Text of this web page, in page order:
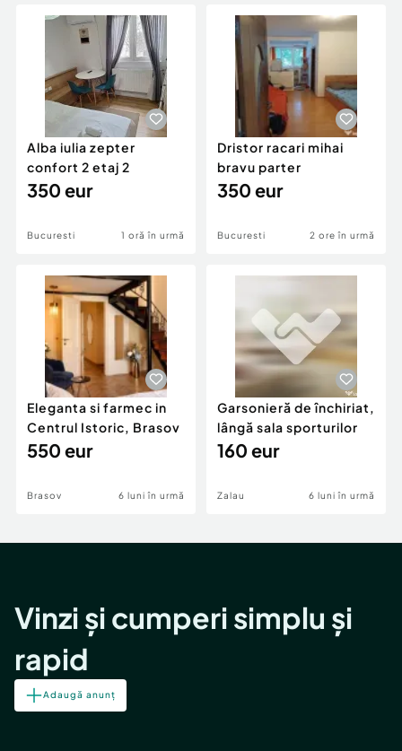
Servicii
Animale de companie
Afaceri și echipamente profesionale
Inchiriere Bunuri si Vehicule
Utilaje agricole si industriale
Piese auto si accesorii
Dacia Duster
Alba iulia zepter
confort 2 etaj 2
350 eur
Bucuresti 1 oră în urmă
Dristor racari mihai
bravu parter
350 eur
Bucuresti 2 ore în urmă
Eleganta si farmec in
Centrul Istoric, Brasov
550 eur
Brasov 6 luni în urmă
Garsonieră de închiriat,
lângă sala sporturilor
160 eur
Zalau 6 luni în urmă
Vinzi și cumperi simplu și
rapid
Adaugă anunț